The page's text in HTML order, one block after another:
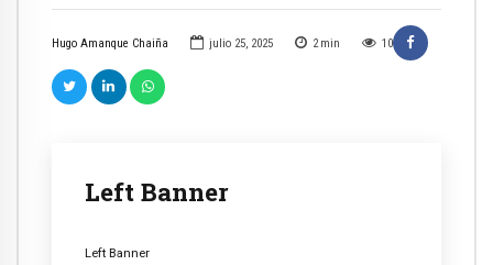
Hugo Amanque Chaiña julio 25, 2025 2 min 10
Left Banner
Left Banner